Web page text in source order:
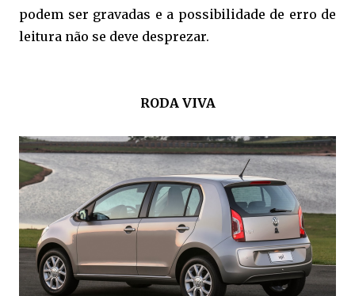
podem ser gravadas e a possibilidade de erro de
leitura não se deve desprezar.
RODA VIVA